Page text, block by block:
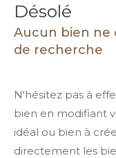
Désolé
Aucun bien ne
de recherche
N'hésitez pas à
bien en modifiant
idéal ou bien à
directement les